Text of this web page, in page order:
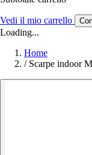
Vedi il mio carrello
Loading...
Home
/ Scarpe indoor